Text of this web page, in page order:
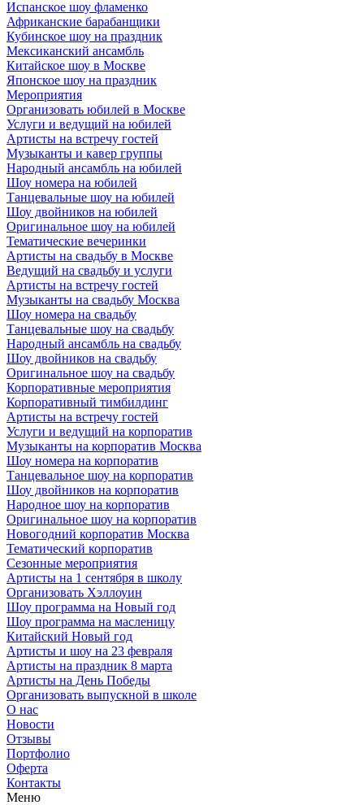
Испанское шоу фламенко
Африканские барабанщики
Кубинское шоу на праздник
Мексиканский ансамбль
Китайское шоу в Москве
Японское шоу на праздник
Мероприятия
Организовать юбилей в Москве
Услуги и ведущий на юбилей
Артисты на встречу гостей
Музыканты и кавер группы
Народный ансамбль на юбилей
Шоу номера на юбилей
Танцевальные шоу на юбилей
Шоу двойников на юбилей
Оригинальное шоу на юбилей
Тематические вечеринки
Артисты на свадьбу в Москве
Ведущий на свадьбу и услуги
Артисты на встречу гостей
Музыканты на свадьбу Москва
Шоу номера на свадьбу
Танцевальные шоу на свадьбу
Народный ансамбль на свадьбу
Шоу двойников на свадьбу
Оригинальное шоу на свадьбу
Корпоративные мероприятия
Корпоративный тимбилдинг
Артисты на встречу гостей
Услуги и ведущий на корпоратив
Музыканты на корпоратив Москва
Шоу номера на корпоратив
Танцевальное шоу на корпоратив
Шоу двойников на корпоратив
Народное шоу на корпоратив
Оригинальное шоу на корпоратив
Новогодний корпоратив Москва
Тематический корпоратив
Сезонные мероприятия
Артисты на 1 сентября в школу
Организовать Хэллоуин
Шоу программа на Новый год
Шоу программа на масленицу
Китайский Новый год
Артисты и шоу на 23 февраля
Артисты на праздник 8 марта
Артисты на День Победы
Организовать выпускной в школе
О нас
Новости
Отзывы
Портфолио
Оферта
Контакты
Меню